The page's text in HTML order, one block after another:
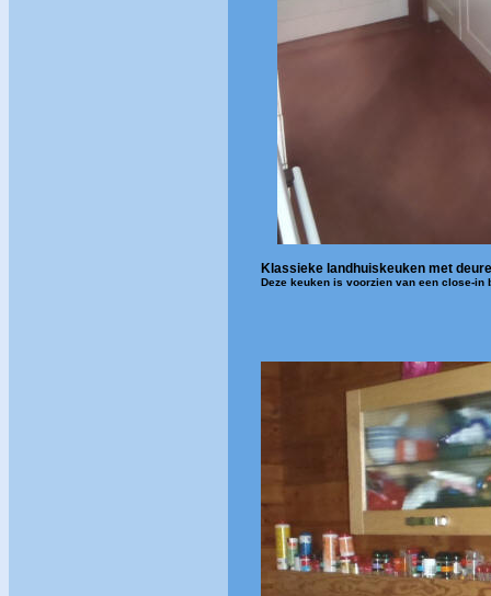
Klassieke landhuiskeuken met
Deze keuken is voorzien van een close-